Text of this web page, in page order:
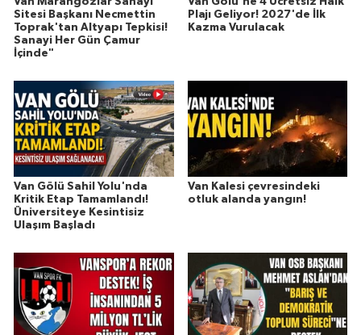
Sitesi Başkanı Necmettin
Toprak'tan Altyapı Tepkisi!
Sanayi Her Gün Çamur
İçinde"
Plajı Geliyor! 2027'de İlk
Kazma Vurulacak
Van Gölü Sahil Yolu'nda
Kritik Etap Tamamlandı!
Üniversiteye Kesintisiz
Ulaşım Başladı
Van Kalesi çevresindeki
otluk alanda yangın!